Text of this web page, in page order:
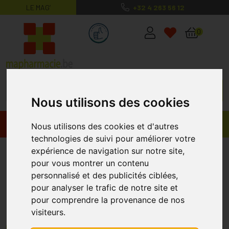
Nous utilisons des cookies
Nous utilisons des cookies et d'autres
technologies de suivi pour améliorer votre
expérience de navigation sur notre site,
pour vous montrer un contenu
personnalisé et des publicités ciblées,
pour analyser le trafic de notre site et
pour comprendre la provenance de nos
visiteurs.
LE MAG’ +32 4 263 56 12
MaPharmacie.be ma santé, mes
0
Promos Produits
Vétérinaire
Prenez soin de vos compagnons à quatre
pattes : les produits vétérinaires sur
MaPharmacie.be